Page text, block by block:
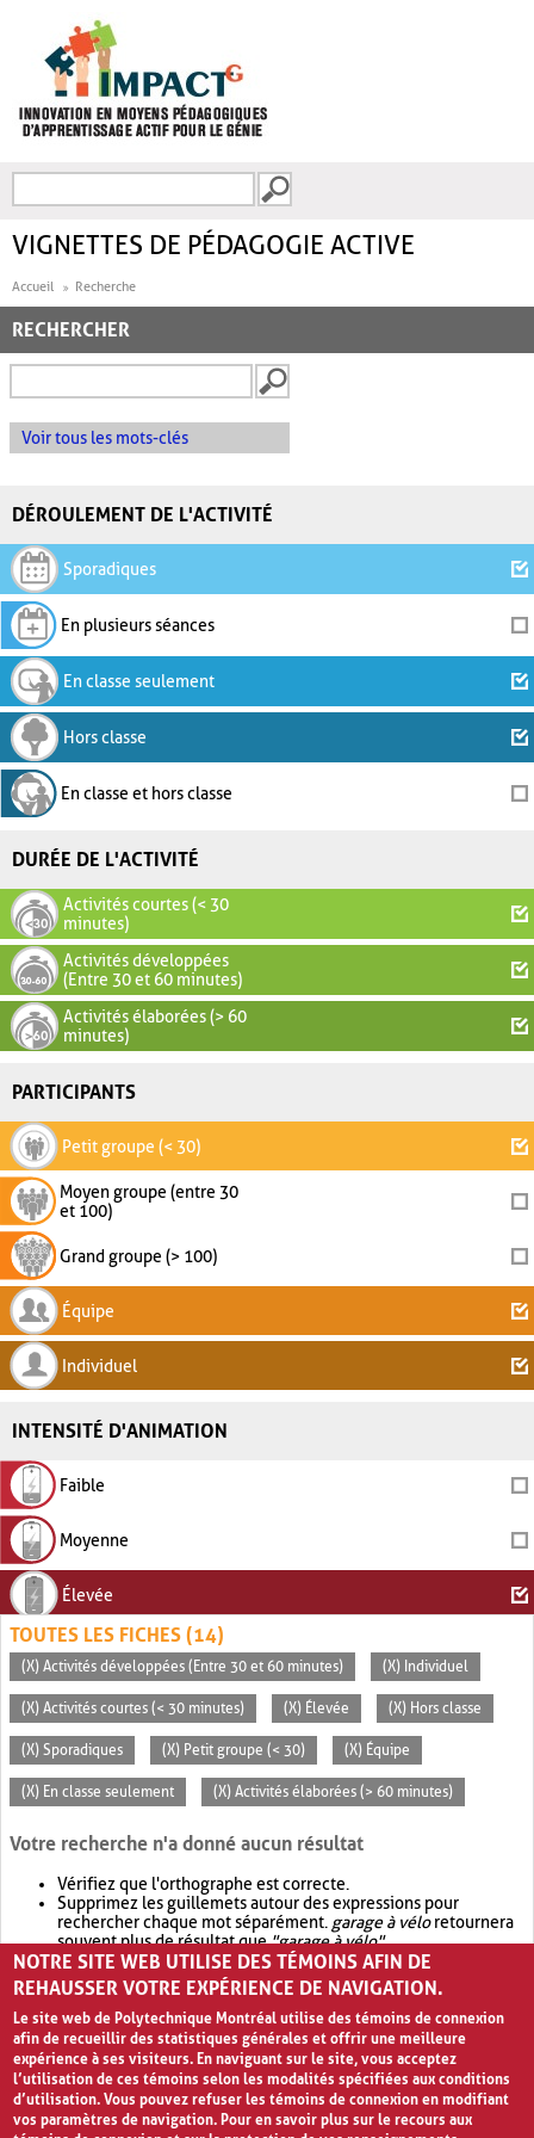
FORMULAIRE DE
VIGNETTES DE PÉDAGOGIE ACTIVE
Accueil Recherche
RECHERCHER
Voir tous les mots-clés
DÉROULEMENT DE L'ACTIVITÉ
Sporadiques
En plusieurs séances
En classe seulement
Hors classe
En classe et hors classe
DURÉE DE L'ACTIVITÉ
Activités courtes (< 30
minutes)
Activités développées
(Entre 30 et 60 minutes)
Activités élaborées (> 60
minutes)
PARTICIPANTS
Petit groupe (< 30)
Moyen groupe (entre 30
et 100)
Grand groupe (> 100)
Équipe
Individuel
INTENSITÉ D'ANIMATION
Faible
Moyenne
Élevée
TOUTES LES FICHES (14)
(X) Activités développées (Entre 30 et 60 minutes) (X) Individuel
(X) Activités courtes (< 30 minutes) (X) Élevée (X) Hors classe
(X) Sporadiques (X) Petit groupe (< 30) (X) Équipe
(X) En classe seulement (X) Activités élaborées (> 60 minutes)
Votre recherche n'a donné aucun résultat
Vérifiez que l'orthographe est correcte.
Supprimez les guillemets autour des expressions pour
rechercher chaque mot séparément. garage à véloretournera
souvent plus de résultat que"garage à vélo".
Envisagez d'élargir votre recherche avec OR.garage OR vélo
retournera souvent plus de résultat quegarage à vélo
NOTRE SITE WEB UTILISE DES TÉMOINS AFIN DE
REHAUSSER VOTRE EXPÉRIENCE DE NAVIGATION.
Le site web de Polytechnique Montréal utilise des témoins de connexion
afin de recueillir des statistiques générales et offrir une meilleure
expérience à ses visiteurs. En naviguant sur le site, vous acceptez
l’utilisation de ces témoins selon les modalités spécifiées aux conditions
d’utilisation. Vous pouvez refuser les témoins de connexion en modifiant
vos paramètres de navigation. Pour en savoir plus sur le recours aux